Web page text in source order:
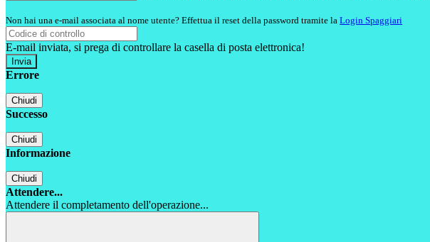
Non hai una e-mail associata al nome utente? Effettua il reset della password tramite la Login Spaggiari
E-mail inviata, si prega di controllare la casella di posta elettronica!
Errore
Chiudi
Successo
Chiudi
Informazione
Chiudi
Attendere...
Attendere il completamento dell'operazione...